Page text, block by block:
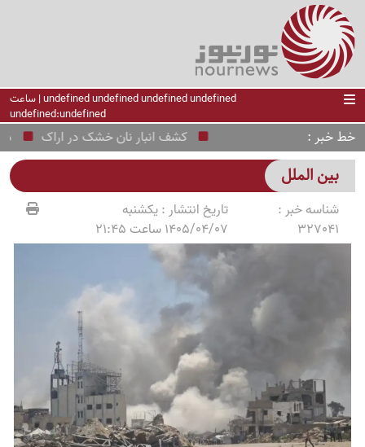
undefined undefined undefined undefined | ساعت
undefined:undefined
خط خبر کشف انبار نان خشک در اراک
بین الملل
شناسه خبر :
327041
تاریخ انتشار :یکشنبه
1405/04/07 ساعت 21:45